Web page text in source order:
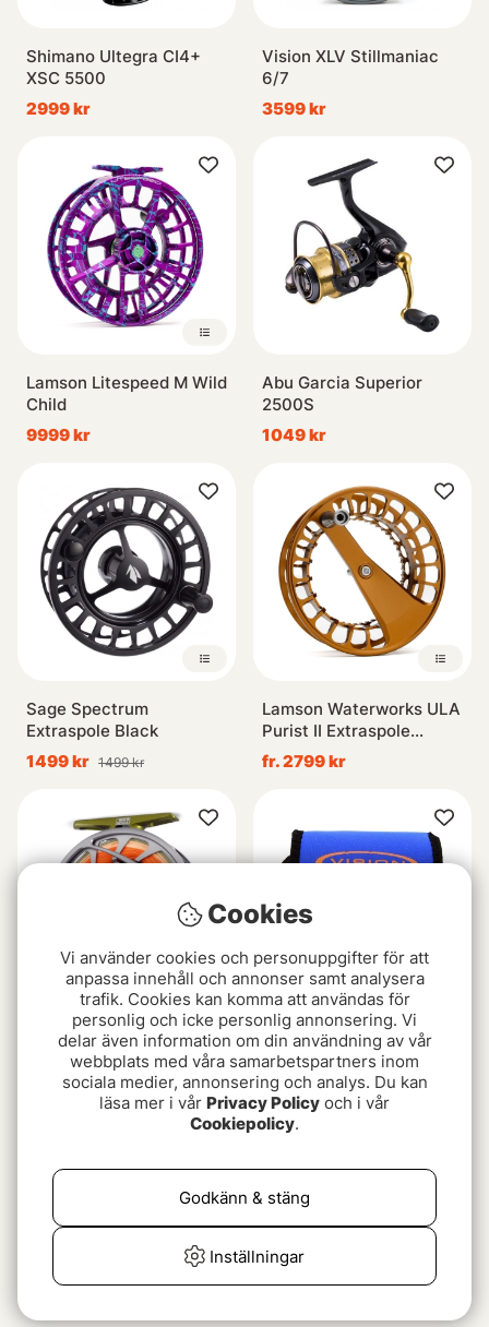
Shimano Ultegra CI4+
XSC 5500
2999 kr
Vision XLV Stillmaniac
6/7
3599 kr
Lamson Litespeed M Wild
Child
9999 kr
Abu Garcia Superior
2500S
1049 kr
Sage Spectrum
Extraspole Black
1499 kr 1499 kr
Lamson Waterworks ULA
Purist II Extraspole
Whiskey
fr. 2799 kr
Orvis Mirage LT
fr. 6499 kr
Vision 3 in 1 Reel Case
369 kr
Cookies
Vi använder cookies och personuppgifter för att
anpassa innehåll och annonser samt analysera
trafik. Cookies kan komma att användas för
personlig och icke personlig annonsering. Vi
delar även information om din användning av vår
webbplats med våra samarbetspartners inom
sociala medier, annonsering och analys. Du kan
läsa mer i vår Privacy Policy och i vår
Cookiepolicy.
Inställningar
Godkänn & stäng